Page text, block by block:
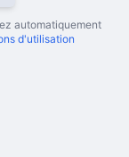
automatiquement
d'utilisation